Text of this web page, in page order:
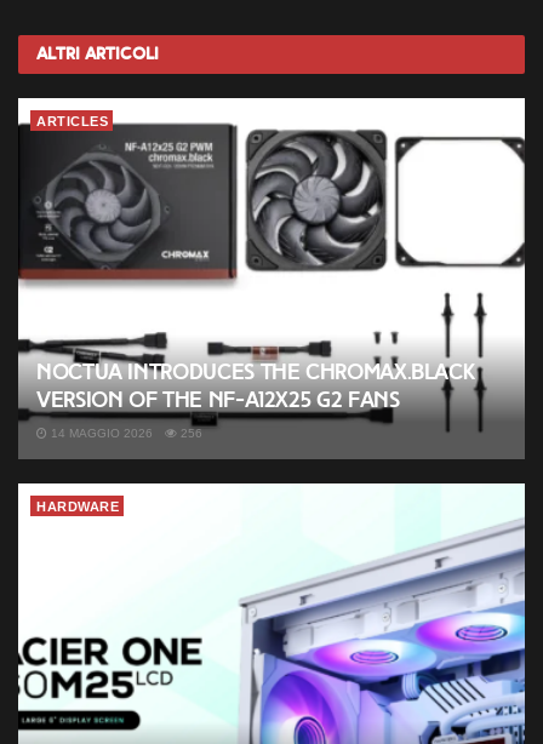
Altri Articoli
ARTICLES
Noctua introduces the chromax.black
version of the NF-A12x25 G2 fans
14 MAGGIO 2026 256
HARDWARE